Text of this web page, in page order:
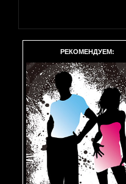
РЕКОМЕНДУЕМ: